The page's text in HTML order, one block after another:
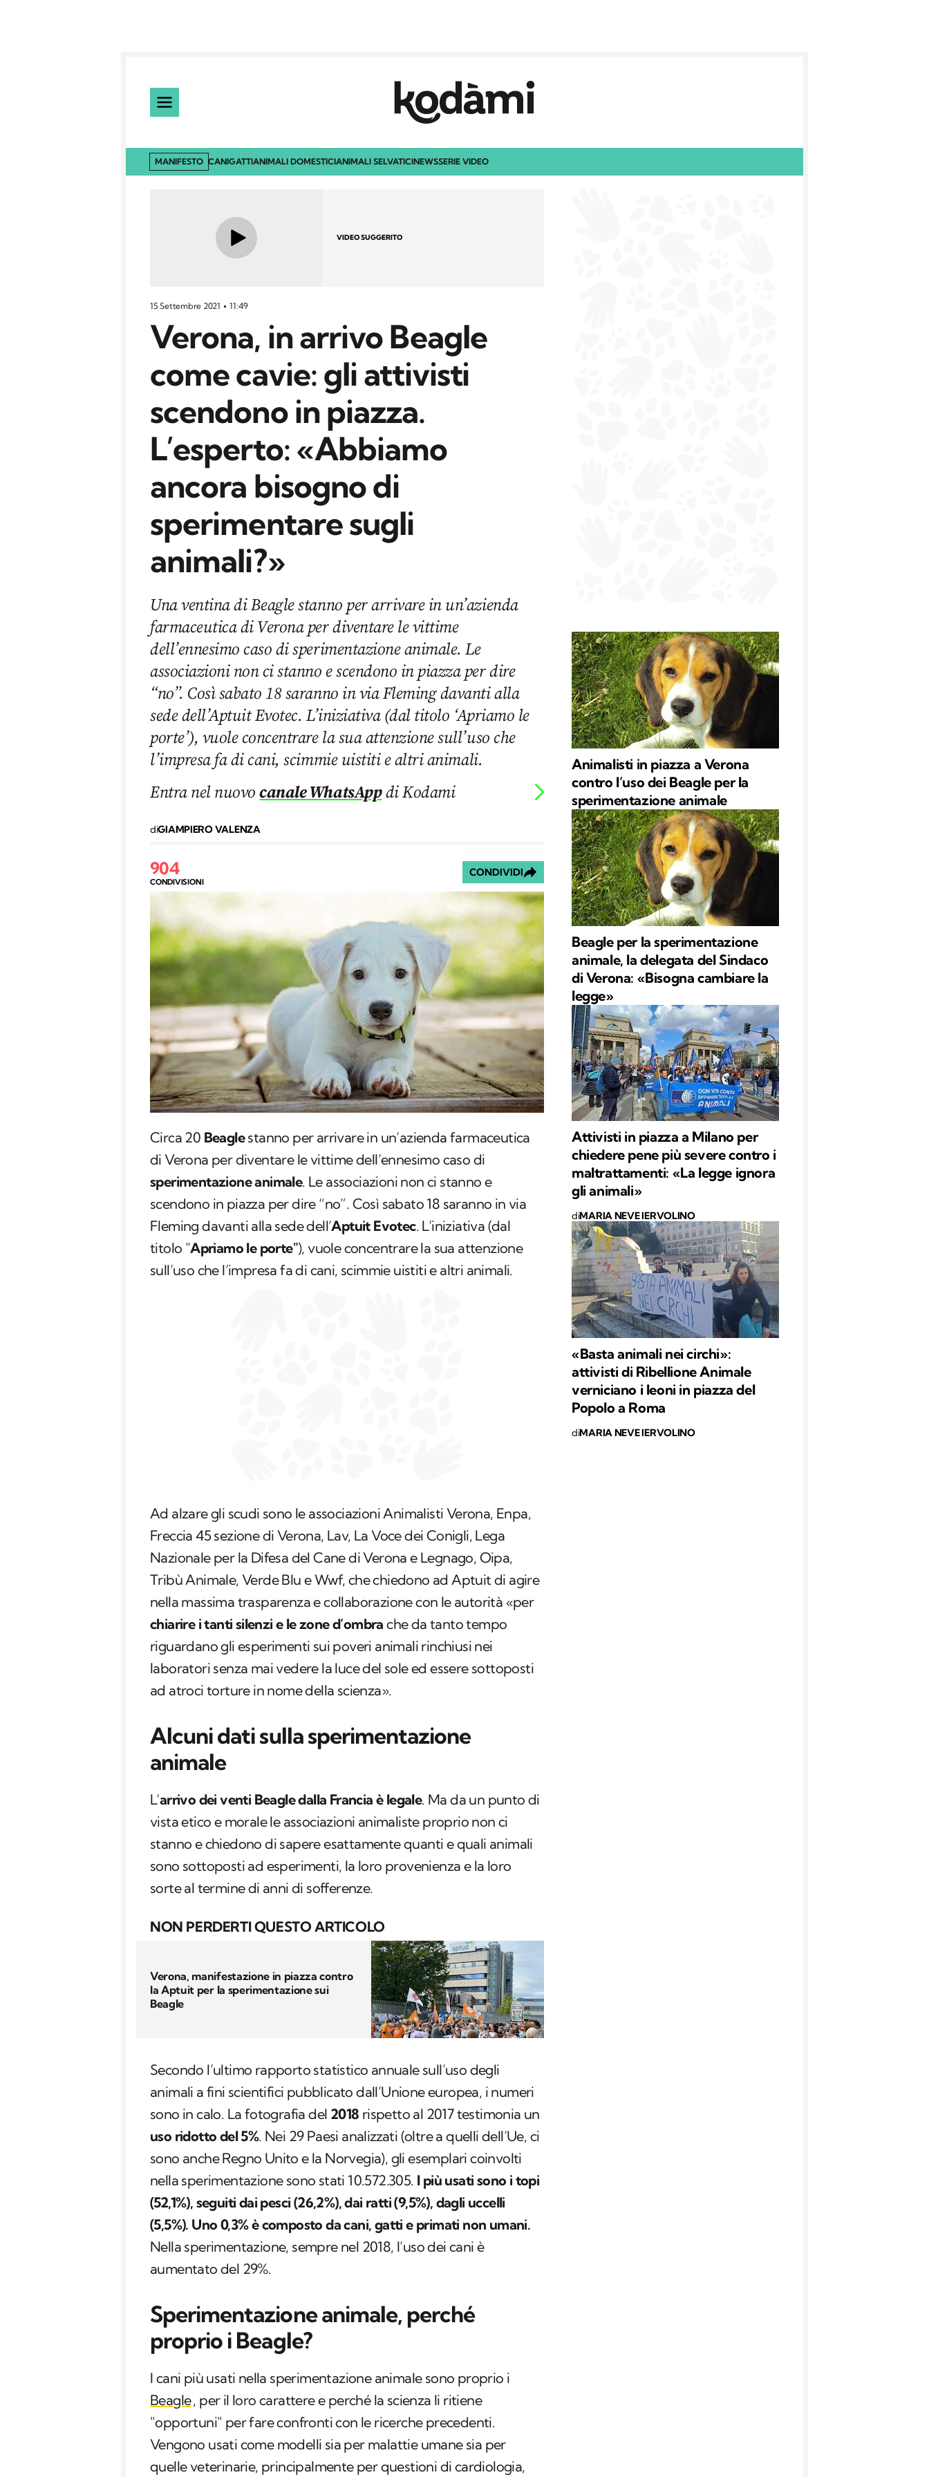
MANIFESTO CANIGATTIANIMALI DOMESTICIANIMALI SELVATICINEWSSERIE VIDEO
VIDEO SUGGERITO
15 Settembre 2021 11:49
Verona, in arrivo Beagle
come cavie: gli attivisti
scendono in piazza.
L’esperto: «Abbiamo
ancora bisogno di
sperimentare sugli
animali?»
Una ventina di Beagle stanno per arrivare in un’azienda
farmaceutica di Verona per diventare le vittime
dell’ennesimo caso di sperimentazione animale. Le
associazioni non ci stanno e scendono in piazza per dire
“no”. Così sabato 18 saranno in via Fleming davanti alla
sede dell’Aptuit Evotec. L’iniziativa (dal titolo ‘Apriamo le
porte’), vuole concentrare la sua attenzione sull’uso che
l’impresa fa di cani, scimmie uistiti e altri animali.
Entra nel nuovocanale WhatsAppdi Kodami
diGIAMPIERO VALENZA
904
CONDIVISIONI
CONDIVIDI
Circa 20 Beaglestanno per arrivare in un’azienda farmaceutica
di Verona per diventare le vittime dell’ennesimo caso di
sperimentazione animale. Le associazioni non ci stanno e
scendono in piazza per dire “no”. Così sabato 18 saranno in via
Fleming davanti alla sede dell’Aptuit Evotec. L’iniziativa (dal
titolo "Apriamo le porte"), vuole concentrare la sua attenzione
sull’uso che l’impresa fa di cani, scimmie uistiti e altri animali.
Ad alzare gli scudi sono le associazioni Animalisti Verona, Enpa,
Freccia 45 sezione di Verona, Lav, La Voce dei Conigli, Lega
Nazionale per la Difesa del Cane di Verona e Legnago, Oipa,
Tribù Animale, Verde Blu e Wwf, che chiedono ad Aptuit di agire
nella massima trasparenza e collaborazione con le autorità «per
chiarire i tanti silenzi e le zone d’ombra che da tanto tempo
riguardano gli esperimenti sui poveri animali rinchiusi nei
laboratori senza mai vedere la luce del sole ed essere sottoposti
ad atroci torture in nome della scienza».
Alcuni dati sulla sperimentazione
animale
L’arrivo dei venti Beagle dalla Francia è legale. Ma da un punto di
vista etico e morale le associazioni animaliste proprio non ci
stanno e chiedono di sapere esattamente quanti e quali animali
sono sottoposti ad esperimenti, la loro provenienza e la loro
sorte al termine di anni di sofferenze.
NON PERDERTI QUESTO ARTICOLO
Verona, manifestazione in piazza contro
la Aptuit per la sperimentazione sui
Beagle
Secondo l’ultimo rapporto statistico annuale sull’uso degli
animali a fini scientifici pubblicato dall’Unione europea, i numeri
sono in calo. La fotografia del 2018 rispetto al 2017 testimonia un
uso ridotto del 5%. Nei 29 Paesi analizzati (oltre a quelli dell’Ue, ci
sono anche Regno Unito e la Norvegia), gli esemplari coinvolti
nella sperimentazione sono stati 10.572.305. I più usati sono i topi
(52,1%), seguiti dai pesci (26,2%), dai ratti (9,5%), dagli uccelli
(5,5%). Uno 0,3% è composto da cani, gatti e primati non umani.
Nella sperimentazione, sempre nel 2018, l’uso dei cani è
aumentato del 29%.
Sperimentazione animale, perché
proprio i Beagle?
I cani più usati nella sperimentazione animale sono proprio i
Beagle, per il loro carattere e perché la scienza li ritiene
"opportuni" per fare confronti con le ricerche precedenti.
Vengono usati come modelli sia per malattie umane sia per
quelle veterinarie, principalmente per questioni di cardiologia,
Animalisti in piazza a Verona
contro l’uso dei Beagle per la
sperimentazione animale
Beagle per la sperimentazione
animale, la delegata del Sindaco
di Verona: «Bisogna cambiare la
legge»
Attivisti in piazza a Milano per
chiedere pene più severe contro i
maltrattamenti: «La legge ignora
gli animali»
diMARIA NEVE IERVOLINO
«Basta animali nei circhi»:
attivisti di Ribellione Animale
verniciano i leoni in piazza del
Popolo a Roma
diMARIA NEVE IERVOLINO